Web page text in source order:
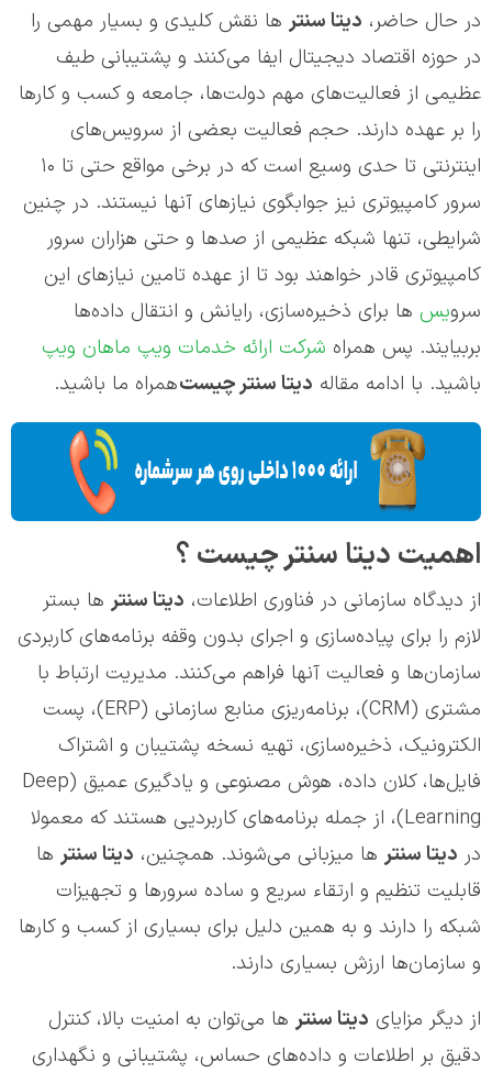
در حال حاضر، دیتا سنتر ها نقش کلیدی و بسیار مهمی را
در حوزه اقتصاد دیجیتال ایفا می‌کنند و پشتیبانی طیف
عظیمی از فعالیت‌های مهم دولت‌ها، جامعه و کسب و کارها
را بر عهده دارند. حجم فعالیت بعضی از سرویس‌های
اینترنتی تا حدی وسیع است که در برخی مواقع حتی تا ۱۰
سرور کامپیوتری نیز جوابگوی نیازهای آنها نیستند. در چنین
شرایطی، تنها شبکه عظیمی از صدها و حتی هزاران سرور
کامپیوتری قادر خواهند بود تا از عهده تامین نیازهای این
سرویس‌ ها برای ذخیره‌سازی، رایانش و انتقال داده‌ها
بربیایند. پس همراه شرکت ارائه خدمات ویپ ماهان ویپ
باشید. با ادامه مقاله دیتا سنتر چیستهمراه ما باشید.
اهمیت دیتا سنتر چیست ؟
از دیدگاه سازمانی در فناوری اطلاعات، دیتا سنتر ها بستر
لازم را برای پیاده‌سازی و اجرای بدون وقفه برنامه‌های کاربردی
سازمان‌ها و فعالیت آنها فراهم می‌کنند. مدیریت ارتباط با
مشتری (CRM)، برنامه‌ریزی منابع سازمانی (ERP)، پست
الکترونیک، ذخیره‌سازی، تهیه نسخه پشتیبان و اشتراک
فایل‌ها، کلان داده، هوش مصنوعی و یادگیری عمیق (Deep
Learning)، از جمله برنامه‌های کاربردیی هستند که معمولا
در دیتا سنتر ها میزبانی می‌شوند. همچنین، دیتا سنتر ها
قابلیت تنظیم و ارتقاء سریع و ساده سرورها و تجهیزات
شبکه را دارند و به همین دلیل برای بسیاری از کسب و کارها
و سازمان‌ها ارزش بسیاری دارند.
از دیگر مزایای دیتا سنتر ها می‌توان به امنیت بالا، کنترل
دقیق بر اطلاعات و داده‌های حساس، پشتیبانی و نگهداری